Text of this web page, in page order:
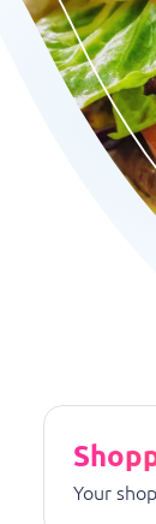
shoarma,
Your